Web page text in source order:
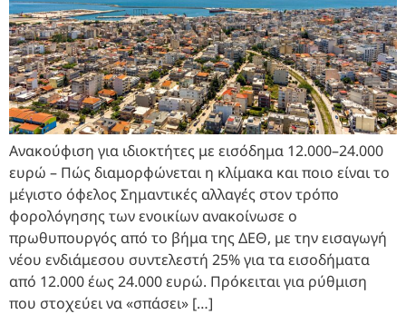
Ανακούφιση για ιδιοκτήτες με εισόδημα 12.000–24.000
ευρώ – Πώς διαμορφώνεται η κλίμακα και ποιο είναι το
μέγιστο όφελος Σημαντικές αλλαγές στον τρόπο
φορολόγησης των ενοικίων ανακοίνωσε ο
πρωθυπουργός από το βήμα της ΔΕΘ, με την εισαγωγή
νέου ενδιάμεσου συντελεστή 25% για τα εισοδήματα
από 12.000 έως 24.000 ευρώ. Πρόκειται για ρύθμιση
που στοχεύει να «σπάσει» […]